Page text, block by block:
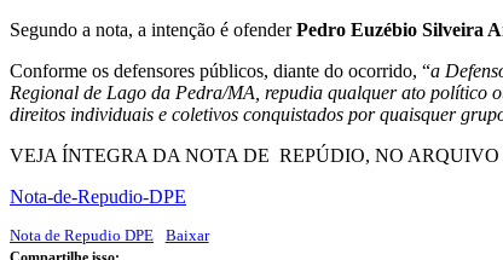
Segundo a nota, a intenção é ofenderPedro Euzébio Silveira
Conforme os defensores públicos, diante do ocorrido, “a
Regional de Lago da Pedra/MA, repudia qualquer ato político
direitos individuais e coletivos conquistados por quaisquer
VEJA ÍNTEGRA DA NOTA DE REPÚDIO, NO
Nota-de-Repudio-DPE
Nota de Repudio DPE
Baixar